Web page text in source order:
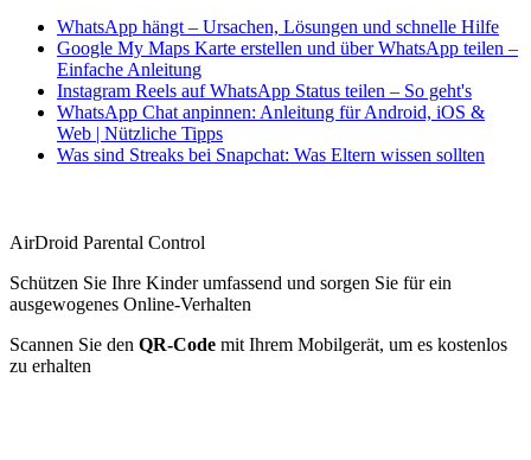
WhatsApp hängt – Ursachen, Lösungen und schnelle Hilfe
Google My Maps Karte erstellen und über WhatsApp teilen –
Einfache Anleitung
Instagram Reels auf WhatsApp Status teilen – So geht's
WhatsApp Chat anpinnen: Anleitung für Android, iOS &
Web | Nützliche Tipps
Was sind Streaks bei Snapchat: Was Eltern wissen sollten
AirDroid Parental Control
Schützen Sie Ihre Kinder umfassend und sorgen Sie für ein
ausgewogenes Online-Verhalten
Scannen Sie den QR-Code mit Ihrem Mobilgerät, um es kostenlos
zu erhalten